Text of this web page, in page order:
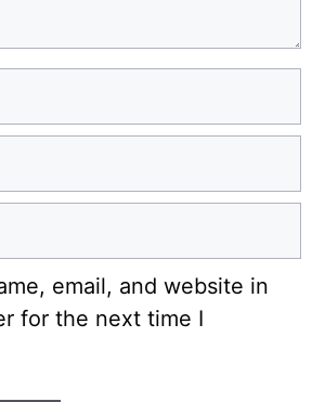
email, and website in
for the next time I